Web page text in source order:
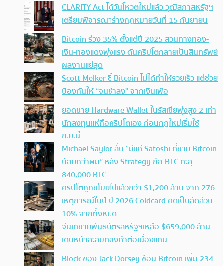
CLARITY Act ได้วันโหวตใหม่แล้ว วุฒิสภาสหรัฐฯ
เตรียมพิจารณาร่างกฎหมายวันที่ 15 กันยายน
Bitcoin ร่วง 35% ตั้งแต่ปี 2025 สวนทางทอง-
เงิน-ทองแดงพุ่งแรง ดันคริปโตกลายเป็นสินทรัพย์
ผลงานแย่สุด
Scott Melker ชี้ Bitcoin ไม่ได้ทำให้รวยเร็ว แต่ช่วย
ป้องกันให้ “จนช้าลง” จากเงินเฟ้อ
ยอดขาย Hardware Wallet ในรัสเซียพุ่งสูง 2 เท่า
นักลงทุนแห่ถือคริปโตเอง ก่อนกฎใหม่เริ่มใช้
ก.ย.นี้
Michael Saylor ลั่น “มีแค่ Satoshi ที่ขาย Bitcoin
น้อยกว่าผม” หลัง Strategy ถือ BTC ทะลุ
840,000 BTC
คริปโตถูกขโมยไปแล้วกว่า $1,200 ล้าน จาก 276
เหตุการณ์ในปี ปี 2026 Coldcard คิดเป็นสัดส่วน
10% จากทั้งหมด
จีนเทขายพันธบัตรสหรัฐฯเหลือ $659,000 ล้าน
เดินหน้าสะสมทองคำต่อเนื่องแทน
Block ของ Jack Dorsey ช้อน Bitcoin เพิ่ม 234